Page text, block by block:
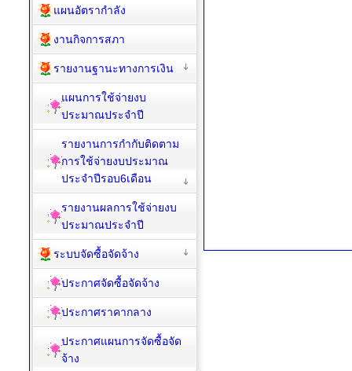
แผนอัตรากำลัง
งานกิจการสภา
รายงานฐานะทางการเงิน
แผนการใช้จ่ายงบ
ประมาณประจำปี
รายงานการกำกับติดตาม
การใช้จ่ายงบประมาณ
ประจำปีรอบ6เดือน
รายงานผลการใช้จ่ายงบ
ประมาณประจำปี
ระบบจัดซื้อจัดจ้าง
ประกาศจัดซื้อจัดจ้าง
ประกาศราคากลาง
ประกาศแผนการจัดซื้อจัด
จ้าง